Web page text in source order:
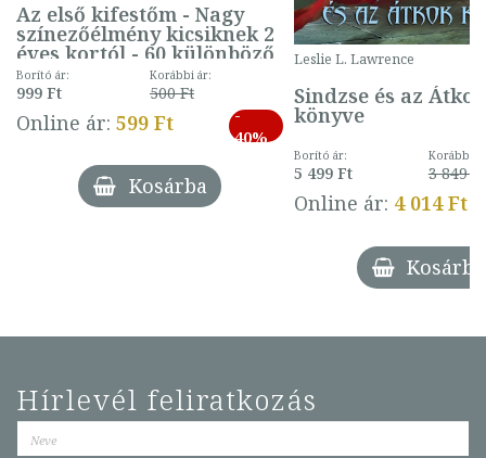
Az első kifestőm - Nagy
színezőélmény kicsiknek 2
éves kortól - 60 különböző
mintával (gombás)
Borító ár:
999 Ft
Korábbi ár:
500 Ft
Online ár: 599 Ft
-
40%
Kosárba
Leslie L. Lawrence
Sindzse és az Átkok
könyve
Borító ár:
5 499 Ft
Korábbi
3 849 Ft
Online ár: 4 014 Ft
Kosárba
Hírlevél feliratkozás